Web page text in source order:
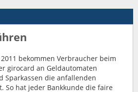
bekommen Verbraucher beim
girocard an Geldautomaten
Sparkassen die anfallenden
So hat jeder Bankkunde die faire